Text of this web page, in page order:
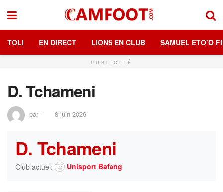
TOLI EN DIRECT LIONS EN CLUB SAMUEL ETO’O
PUBLICITÉ
D. Tchameni
par 8 juin 2026
D. Tchameni
Club actuel: Unisport Bafang